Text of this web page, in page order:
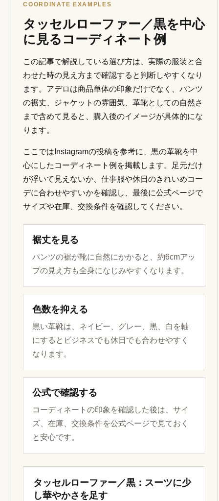
COORDINATE EXAMPLES
タッセルローファー／黒を中心
に見るコーディネート例
この記事で解説している選び方は、実際の服装と合
わせた時の見え方まで確認すると判断しやすくなり
ます。アデロは商品単体の印象だけでなく、パンツ
の裾丈、ジャケットの雰囲気、革靴としての自然さ
まで含めて見ると、購入後のイメージが具体的にな
ります。
ここではInstagramの投稿を参考に、黒の革靴を中
心にしたコーディネート例を掲載します。足元だけ
が浮いて見えないか、仕事服や休日のきれいめコー
デに合わせやすいかを確認し、最後に公式ページで
サイズや在庫、交換条件を確認してください。
裾丈を見る
パンツの裾が靴に自然にかかると、約6cmアッ
プの見え方も全身になじみやすくなります。
色数を抑える
黒い革靴は、ネイビー、グレー、黒、白を軸
にするとビジネスでも休日でも合わせやすく
なります。
公式で確認する
コーディネートの印象を確認した後は、サイ
ズ、在庫、交換条件を公式ページで見ておく
と安心です。
タッセルローファー／黒：スーツに少
し華やかさを足す